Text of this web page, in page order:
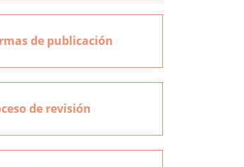
de publicación
de revisión